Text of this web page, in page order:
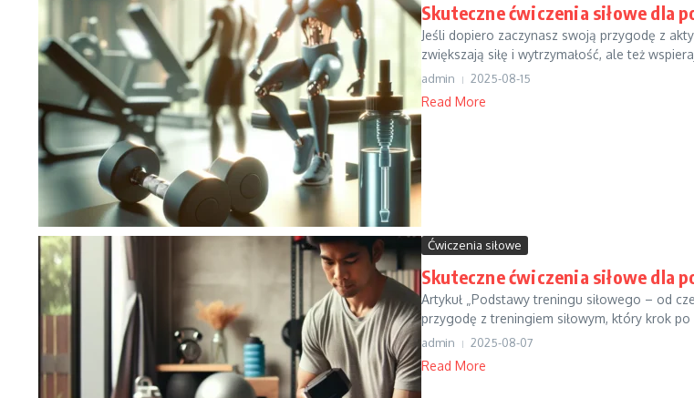
Skuteczne ćwiczenia siłowe dla
Jeśli dopiero zaczynasz swoją przygodę z
zwiększają siłę i wytrzymałość, ale też
admin 2025-08-15
Read More
Ćwiczenia siłowe
Skuteczne ćwiczenia siłowe dla
Artykuł „Podstawy treningu siłowego – od
przygodę z treningiem siłowym, który krok
admin 2025-08-07
Read More